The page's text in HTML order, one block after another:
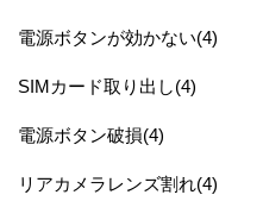
電源ボタンが効かない(4)
SIMカード取り出し(4)
電源ボタン破損(4)
リアカメラレンズ割れ(4)